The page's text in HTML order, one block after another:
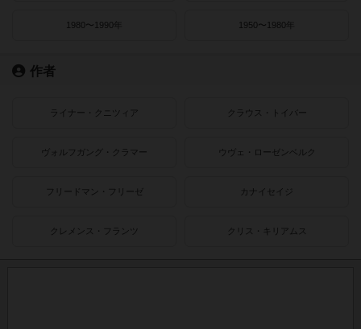
1980〜1990年 1950〜1980年
作者
ライナー・クニツィア クラウス・トイバー
ヴォルフガング・クラマー ウヴェ・ローゼンベルク
フリードマン・フリーゼ カナイセイジ
クレメンス・フランツ クリス・キリアムス